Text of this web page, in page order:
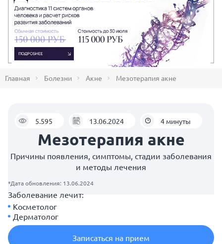
Главная Болезни Акне Мезотерапия акне
5.595 13.06.2024 4 минуты
Мезотерапия акне
Причины появления, симптомы, стадии заболевания
и методы лечения
*Дата обновления: 13.06.2024
Заболевание лечит:
Косметолог
Дерматолог
Записаться на прием